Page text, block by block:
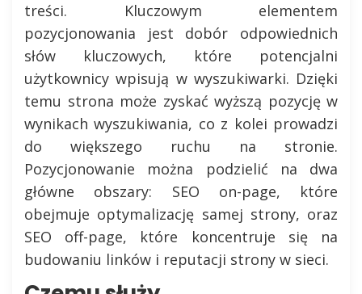
treści. Kluczowym elementem
pozycjonowania jest dobór odpowiednich
słów kluczowych, które potencjalni
użytkownicy wpisują w wyszukiwarki. Dzięki
temu strona może zyskać wyższą pozycję w
wynikach wyszukiwania, co z kolei prowadzi
do większego ruchu na stronie.
Pozycjonowanie można podzielić na dwa
główne obszary: SEO on-page, które
obejmuje optymalizację samej strony, oraz
SEO off-page, które koncentruje się na
budowaniu linków i reputacji strony w sieci.